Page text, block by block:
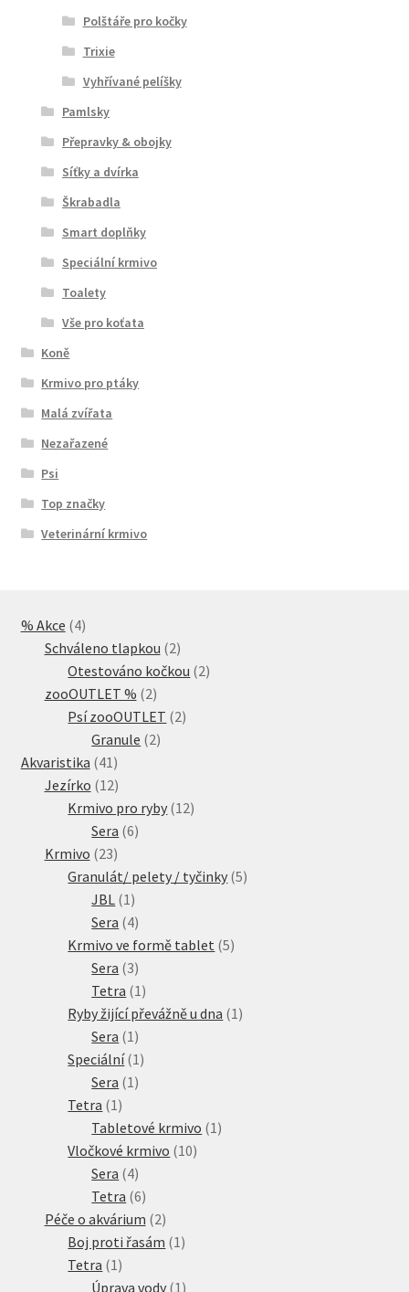
Polštáře pro kočky
Trixie
Vyhřívané pelíšky
Pamlsky
Přepravky & obojky
Síťky a dvírka
Škrabadla
Smart doplňky
Speciální krmivo
Toalety
Vše pro koťata
Koně
Krmivo pro ptáky
Malá zvířata
Nezařazené
Psi
Top značky
Veterinární krmivo
% Akce 44
produkty
Schváleno tlapkou 22
produkty
Otestováno kočkou 22
zooOUTLET % 22
produkty
Psí zooOUTLET 22
Granule 22
Akvaristika 41 41
produktů
Jezírko 1212
produktů
Krmivo pro ryby 1212
Sera 66
Krmivo 2323
produktů
Granulát/ pelety / tyčinky 55
JBL 1 1
produkt
Sera 44
produkty
Krmivo ve formě tablet 55
Sera 33
produkty
Tetra 1 1
produkt
Ryby žijící převážně u dna 1 1
Sera 1 1
produkt
Speciální 1 1
Sera 1 1
Tetra 1 1
produkt
Tabletové krmivo 1 1
Vločkové krmivo 1010
Sera 44
produkty
Tetra 66
produktů
Péče o akvárium 22
produkty
Boj proti řasám 1 1
Tetra 1 1
produkt
Úprava vody 1 1